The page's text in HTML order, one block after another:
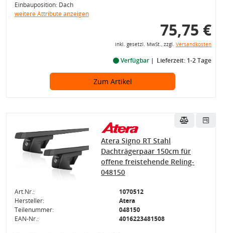
Einbauposition: Dach
weitere Attribute anzeigen
75,75 €
inkl. gesetzl. MwSt., zzgl. Versandkosten
Verfügbar Lieferzeit: 1-2 Tage
Zum Artikel
Atera Signo RT Stahl
Dachträgerpaar 150cm für
offene freistehende Reling-
048150
Art.Nr.:
1070512
Hersteller:
Atera
Teilenummer:
048150
EAN-Nr.:
4016223481508